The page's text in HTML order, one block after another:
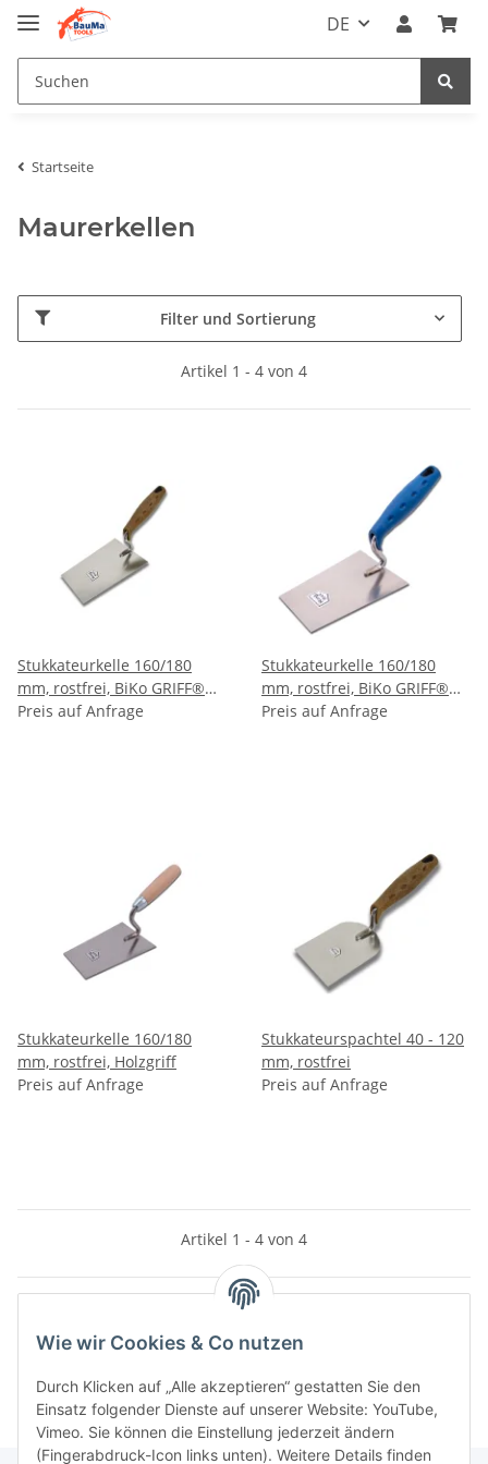
DE
Startseite
Maurerkellen
Filter und Sortierung
Artikel 1 - 4 von 4
Stukkateurkelle 160/180
mm, rostfrei, BiKo GRIFF®
KORK
Preis auf Anfrage
Stukkateurkelle 160/180
mm, rostfrei, BiKo GRIFF®
SOFT
Preis auf Anfrage
Stukkateurkelle 160/180
mm, rostfrei, Holzgriff
Preis auf Anfrage
Stukkateurspachtel 40 - 120
mm, rostfrei
Preis auf Anfrage
Artikel 1 - 4 von 4
Kategorien
Wie wir Cookies & Co nutzen
Durch Klicken auf „Alle akzeptieren“ gestatten Sie den
Einsatz folgender Dienste auf unserer Website: YouTube,
Vimeo. Sie können die Einstellung jederzeit ändern
(Fingerabdruck-Icon links unten). Weitere Details finden